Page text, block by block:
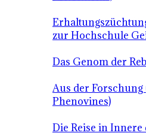
zur Hochschule
Das Genom der
Aus der
Phenovines)
Die Reise in Innere